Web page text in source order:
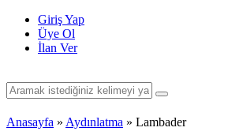
Giriş Yap
Üye Ol
İlan Ver
Anasayfa » Aydınlatma » Lambader